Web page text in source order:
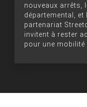
nouveaux arrêts,
départemental, et
partenariat
invitent à rester
pour une mobilité